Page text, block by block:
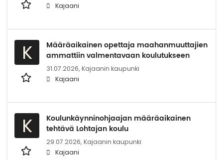
Kajaani
K
Määräaikainen opettaja maahanmuuttajien
ammattiin valmentavaan koulutukseen
31.07.2026, Kajaanin kaupunki
Kajaani
K
Koulunkäynninohjaajan määräaikainen
tehtävä Lohtajan koulu
29.07.2026, Kajaanin kaupunki
Kajaani